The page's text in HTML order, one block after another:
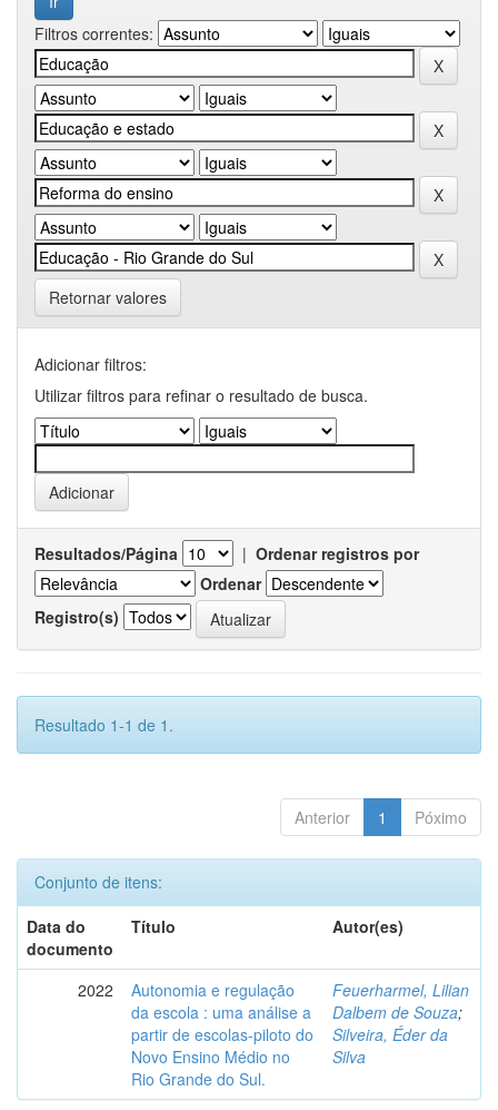
Filtros correntes:
Retornar valores
Adicionar filtros:
Utilizar filtros para refinar o resultado de busca.
Resultados/Página | Ordenar registros por
Ordenar
Registro(s)
Resultado 1-1 de 1.
Anterior 1 Póximo
Conjunto de itens:
Data do
documento
Título Autor(es)
2022
Autonomia e regulação
da escola : uma análise a
partir de escolas-piloto do
Novo Ensino Médio no
Rio Grande do Sul.
Feuerharmel, Lilian
Dalbem de Souza;
Silveira, Éder da
Silva